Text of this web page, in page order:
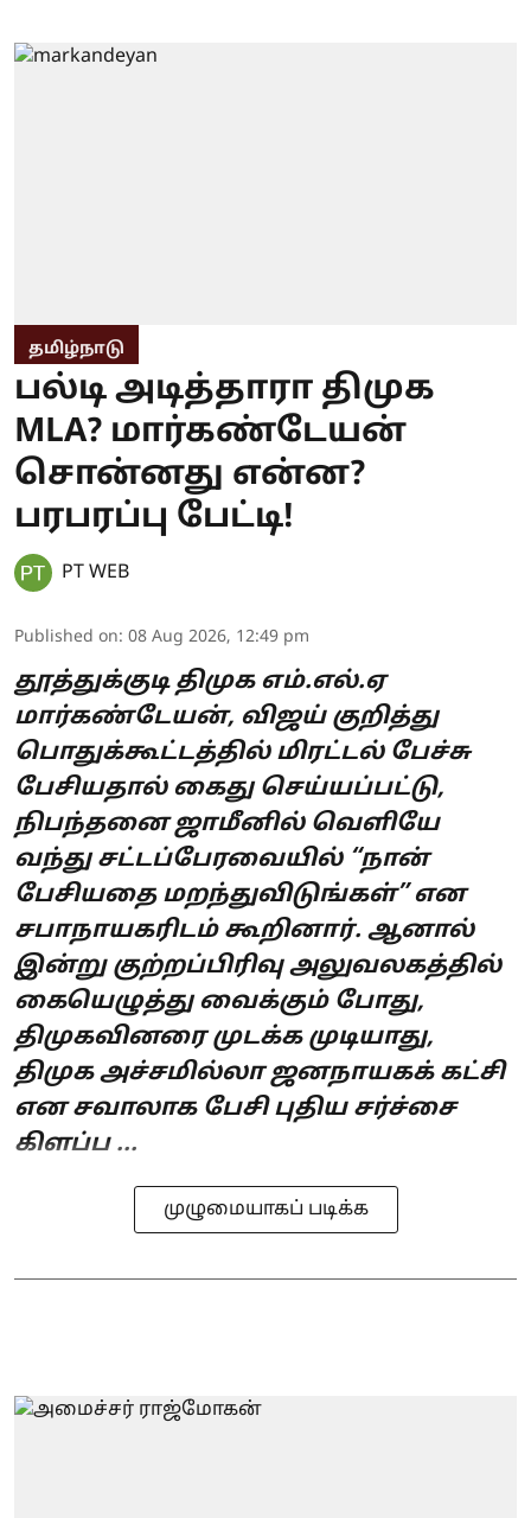
தமிழ்நாடு
பல்டி அடித்தாரா திமுக
MLA? மார்கண்டேயன்
சொன்னது என்ன?
பரபரப்பு பேட்டி!
PT WEB
Published on: 08 Aug 2026, 12:49 pm
தூத்துக்குடி திமுக எம்.எல்.ஏ
மார்கண்டேயன், விஜய் குறித்து
பொதுக்கூட்டத்தில் மிரட்டல் பேச்சு
பேசியதால் கைது செய்யப்பட்டு,
நிபந்தனை ஜாமீனில் வெளியே
வந்து சட்டப்பேரவையில் “நான்
பேசியதை மறந்துவிடுங்கள்” என
சபாநாயகரிடம் கூறினார். ஆனால்
இன்று குற்றப்பிரிவு அலுவலகத்தில்
கையெழுத்து வைக்கும் போது,
திமுகவினரை முடக்க முடியாது,
திமுக அச்சமில்லா ஜனநாயகக் கட்சி
என சவாலாக பேசி புதிய சர்ச்சை
கிளப்ப ...
முழுமையாகப் படிக்க